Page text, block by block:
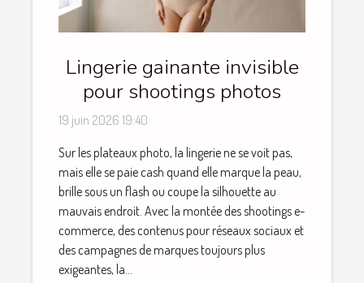
Lingerie gainante invisible
pour shootings photos
19 juin 2026 19:40
Sur les plateaux photo, la lingerie ne se voit pas,
mais elle se paie cash quand elle marque la peau,
brille sous un flash ou coupe la silhouette au
mauvais endroit. Avec la montée des shootings e-
commerce, des contenus pour réseaux sociaux et
des campagnes de marques toujours plus
exigeantes, la...